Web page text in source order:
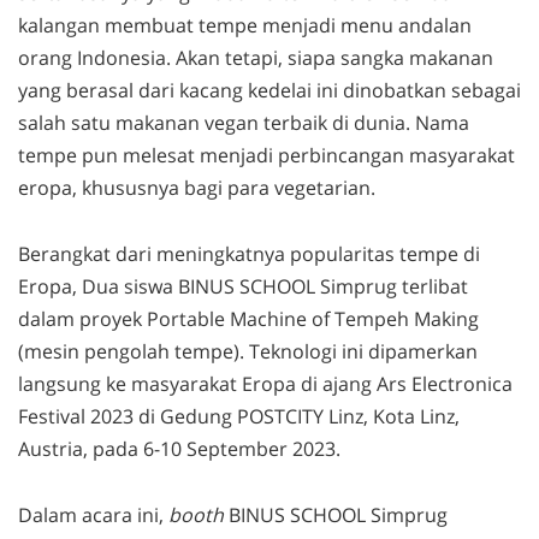
kalangan membuat tempe menjadi menu andalan
orang Indonesia. Akan tetapi, siapa sangka makanan
yang berasal dari kacang kedelai ini dinobatkan sebagai
salah satu makanan vegan terbaik di dunia. Nama
tempe pun melesat menjadi perbincangan masyarakat
eropa, khususnya bagi para vegetarian.
Berangkat dari meningkatnya popularitas tempe di
Eropa, Dua siswa BINUS SCHOOL Simprug terlibat
dalam proyek Portable Machine of Tempeh Making
(mesin pengolah tempe). Teknologi ini dipamerkan
langsung ke masyarakat Eropa di ajang Ars Electronica
Festival 2023 di Gedung POSTCITY Linz, Kota Linz,
Austria, pada 6-10 September 2023.
Dalam acara ini, booth BINUS SCHOOL Simprug